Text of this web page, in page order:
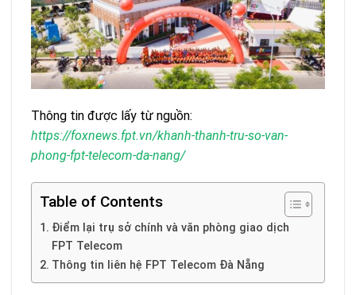
Thông tin được lấy từ nguồn:
https://foxnews.fpt.vn/khanh-thanh-tru-so-van-
phong-fpt-telecom-da-nang/
Table of Contents
Điểm lại trụ sở chính và văn phòng giao dịch
FPT Telecom
Thông tin liên hệ FPT Telecom Đà Nẵng